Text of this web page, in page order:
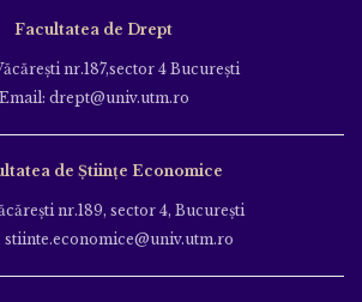
Facultatea de Drept
nr.187,sector 4 Bucureşti
Email: drept@univ.utm.ro
de Științe Economice
nr.189, sector 4, Bucureşti
stiinte.economice@univ.utm.ro